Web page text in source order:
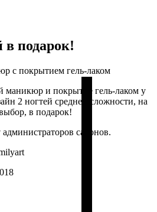
в подарок!
маникюр и покрытие гель-лаком у
2 ногтей средней сложности, на
в подарок!
салонов.